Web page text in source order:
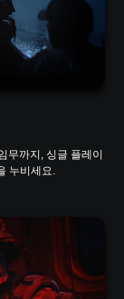
무까지, 싱글 플레이
누비세요.